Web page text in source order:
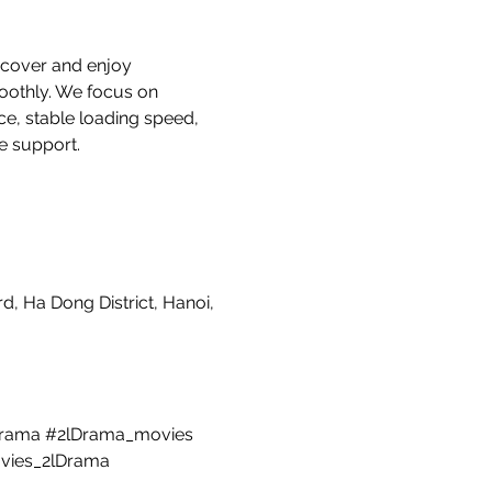
and enjoy
We focus on
stable loading speed,
support.
Ha Dong District, Hanoi,
#2lDrama_movies